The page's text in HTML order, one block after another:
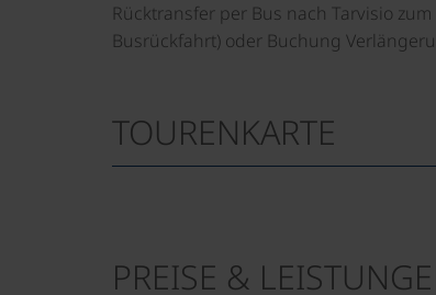
Rücktransfer per Bus nach Tarvisio
Busrückfahrt) oder Buchung
TOURENKARTE
PREISE &